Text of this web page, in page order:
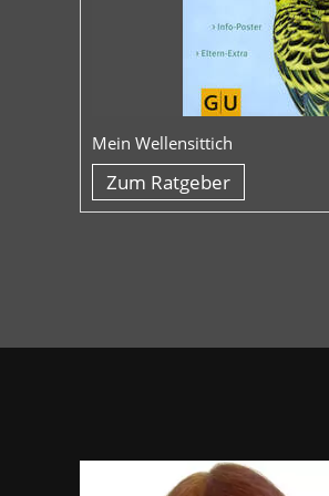
Mein Wellensittich
Zum Ratgeber